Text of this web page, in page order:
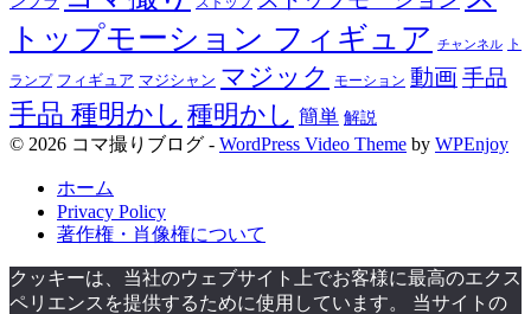
トップモーション フィギュア チャンネル ト
ランプ フィギュア マジシャン マジック モーション 動画手品
手品 種明かし 種明かし 簡単 解説
© 2026 コマ撮りブログ - WordPress Video Theme by WPEnjoy
ホーム
Privacy Policy
著作権・肖像権について
クッキーは、当社のウェブサイト上でお客様に最高のエクス
ペリエンスを提供するために使用しています。 当サイトの